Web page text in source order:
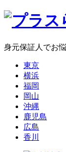
身元保証人でお
東京
横浜
福岡
岡山
沖縄
鹿児島
広島
香川